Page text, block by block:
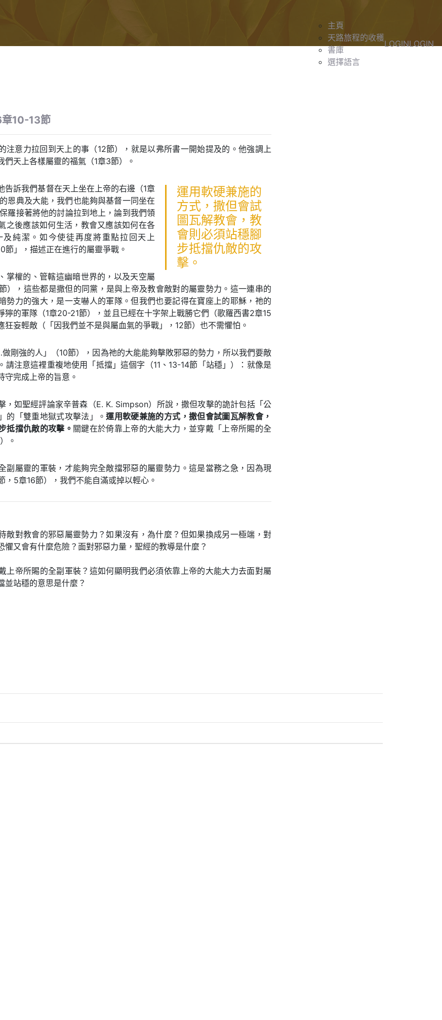
主頁
天路旅程的收穫
書庫
選擇語言
LOGINLOGIN
10-13節
注意力拉回到天上的事（12節），就是以弗所書一開始提及的。他強調上
們天上各樣屬靈的福氣（1章3節）。
運用軟硬兼施的
方式，撒但會試
圖瓦解教會，教
會則必須站穩腳
步抵擋仇敵的攻
擊。
告訴我們基督在天上坐在上帝的右邊（1章
恩典及大能，我們也能夠與基督一同坐在
羅接著將他的討論拉到地上，論到我們領
之後應該如何生活，教會又應該如何在各
純潔。如今使徒再度將重點拉回天上
節」，描述正在進行的屬靈爭戰。
掌權的、管轄這幽暗世界的，以及天空屬
），這些都是撒但的同黨，是與上帝及教會敵對的屬靈勢力。這一連串的
勢力的強大，是一支嚇人的軍隊。但我們也要記得在寶座上的耶穌，祂的
獰的軍隊（1章20-21節），並且已經在十字架上戰勝它們（歌羅西書2章15
狂妄輕敵（「因我們並不是與屬血氣的爭戰」，12節）也不需懼怕。
剛強的人」（10節），因為祂的大能能夠擊敗邪惡的勢力，所以我們要敵
請注意這裡重複地使用「抵擋」這個字（11、13-14節「站穩」）：就像是
守完成上帝的旨意。
，如聖經評論家辛普森（E. K. Simpson）所說，撒但攻擊的詭計包括「公
的「雙重地獄式攻擊法」。運用軟硬兼施的方式，撒但會試圖瓦解教會，
抵擋仇敵的攻擊。 關鍵在於倚靠上帝的大能大力，並穿戴「上帝所賜的全
。
副屬靈的軍裝，才能夠完全敵擋邪惡的屬靈勢力。這是當務之急，因為現
，5章16節），我們不能自滿或掉以輕心。
敵對教會的邪惡屬靈勢力？如果沒有，為什麼？但如果換成另一極端，對
懼又會有什麼危險？面對邪惡力量，聖經的教導是什麼？
上帝所賜的全副軍裝？這如何顯明我們必須依靠上帝的大能大力去面對屬
並站穩的意思是什麼？